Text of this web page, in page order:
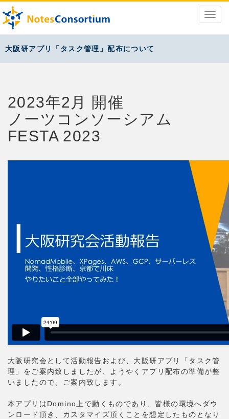
大阪研アプリ「タスク管理」配布について
2023年2月 開催
ノーツコンソーシアム
FESTA 2023
大阪研究会として活動報告および、大阪研アプリ「タスク管
理」をご案内致しましたが、ようやくアプリ配布の準備が整
いましたので、ご案内致します。
本アプリはDomino上で動くものであり、皆様の環境へダウ
ンロード頂き、カスタマイズ頂くことを想定したものとなり